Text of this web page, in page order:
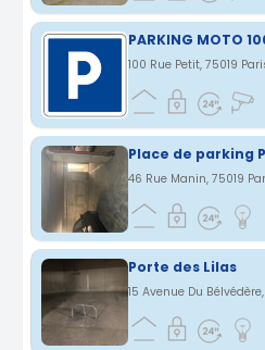
100 Rue Petit, 75019
46 Rue Manin, 75019
Porte des Lilas